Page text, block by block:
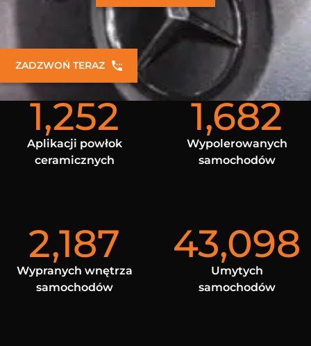
ZADZWOŃ TERAZ
1,252
Aplikacji powłok
ceramicznych
1,682
Wypolerowanych
samochodów
2,187
Wypranych wnętrza
samochodów
43,098
Umytych
samochodów